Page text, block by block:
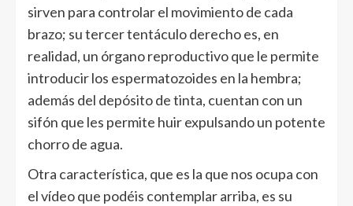
sirven para controlar el movimiento de cada
brazo; su tercer tentáculo derecho es, en
realidad, un órgano reproductivo que le permite
introducir los espermatozoides en la hembra;
además del depósito de tinta, cuentan con un
sifón que les permite huir expulsando un potente
chorro de agua.
Otra característica, que es la que nos ocupa con
el vídeo que podéis contemplar arriba, es su